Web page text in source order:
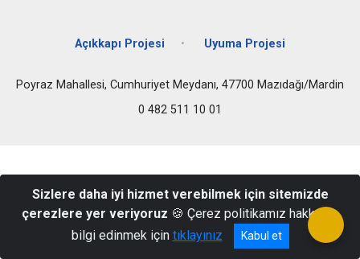
Açıkkapı Projesi Uyuma Projesi
Poyraz Mahallesi, Cumhuriyet Meydanı, 47700 Mazıdağı/Mardin
0 482 511 10 01
Sizlere daha iyi hizmet verebilmek için sitemizde
çerezlere yer veriyoruz 🍪 Çerez politikamız hakkında
bilgi edinmek için tıklayınız Kabul et